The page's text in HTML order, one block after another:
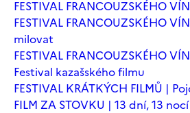
FESTIVAL FRANCOUZSKÉHO
FESTIVAL FRANCOUZSKÉHO
milovat
FESTIVAL FRANCOUZSKÉHO
Festival kazašského filmu
FESTIVAL KRÁTKÝCH FILMŮ |
FILM ZA STOVKU | 13 dní, 13 nocí